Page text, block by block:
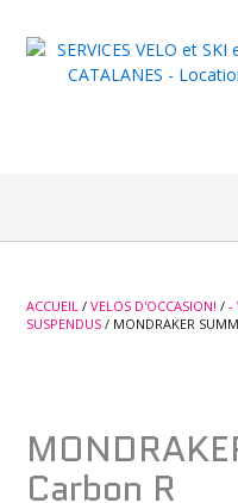
content
ACCUEIL / VELOS D'OCCASION! / -
SUSPENDUS / MONDRAKER
Carbon R